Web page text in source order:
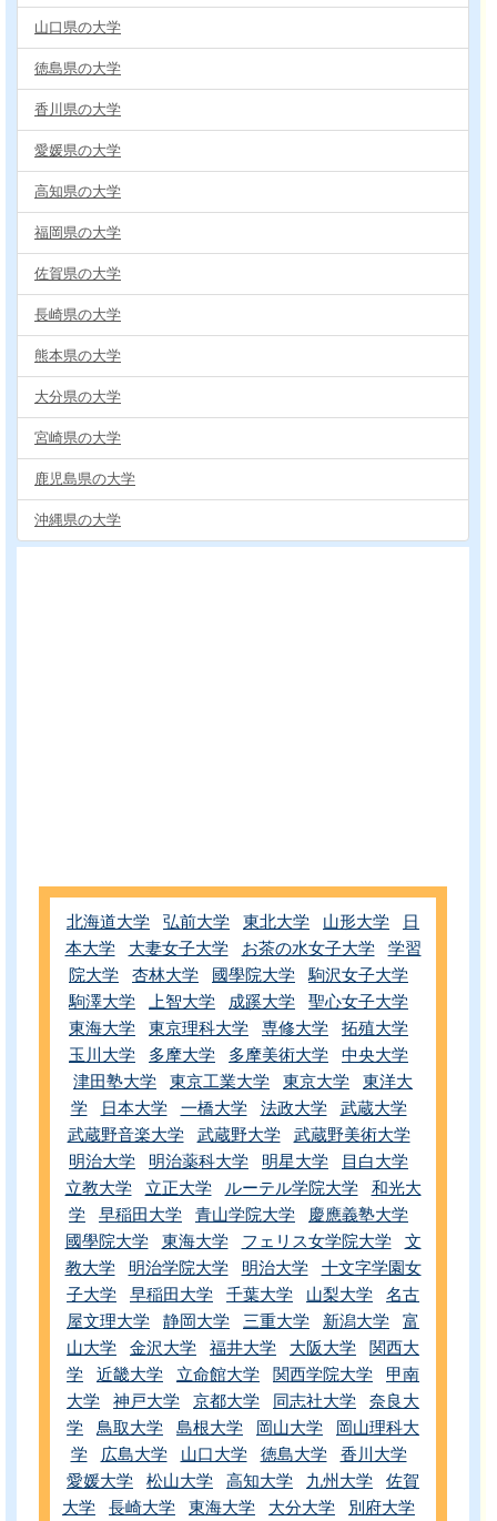
山口県の大学
徳島県の大学
香川県の大学
愛媛県の大学
高知県の大学
福岡県の大学
佐賀県の大学
長崎県の大学
熊本県の大学
大分県の大学
宮崎県の大学
鹿児島県の大学
沖縄県の大学
北海道大学 弘前大学 東北大学 山形大学
日
本大学
大妻女子大学 お茶の水女子大学
学習
院大学
杏林大学 國學院大学
駒沢女子大学
駒澤大学
上智大学 成蹊大学
聖心女子大学
東海大学
東京理科大学 専修大学
拓殖大学
玉川大学
多摩大学 多摩美術大学
中央大学
津田塾大学
東京工業大学 東京大学
東洋大
学
日本大学 一橋大学 法政大学
武蔵大学
武蔵野音楽大学
武蔵野大学
武蔵野美術大学
明治大学
明治薬科大学 明星大学
目白大学
立教大学
立正大学 ルーテル学院大学
和光大
学
早稲田大学 青山学院大学
慶應義塾大学
國學院大学
東海大学 フェリス女学院大学
文
教大学
明治学院大学 明治大学
十文字学園女
子大学
早稲田大学 千葉大学 山梨大学
名古
屋文理大学
静岡大学 三重大学 新潟大学
富
山大学
金沢大学 福井大学 大阪大学
関西大
学
近畿大学 立命館大学 関西学院大学
甲南
大学
神戸大学 京都大学 同志社大学
奈良大
学
鳥取大学 島根大学 岡山大学
岡山理科大
学
広島大学 山口大学 徳島大学
香川大学
愛媛大学
松山大学 高知大学 九州大学
佐賀
大学
長崎大学 東海大学 大分大学 別府大学